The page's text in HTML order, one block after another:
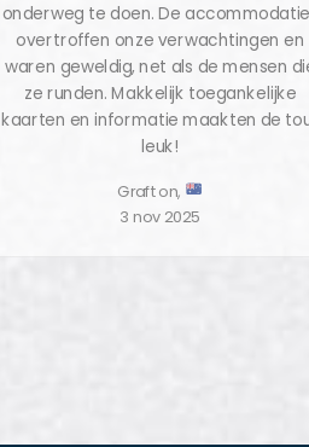
onderweg te doen. De
overtroffen onze verwachtingen en
waren geweldig, net als de mensen
ze runden. Makkelijk toegankelijke
kaarten en informatie maakten de
leuk!
Grafton,
3 nov 2025